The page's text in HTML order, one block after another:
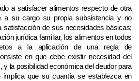
a satisfacer alimentos respecto de otra
a su cargo su propia subsistencia y no
satisfacción de sus necesidades básicas;
jurídica familiar, los alimentos en todos
a la aplicación de una regla de
en que debe existir necesidad del
y la posibilidad económica del deudor para
implica que su cuantía se establezca en